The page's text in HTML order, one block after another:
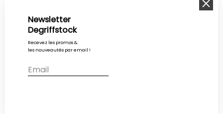
Description
marque KAPORAL à prix dégriffé.
Newsletter
Degriffstock
Recevez les promos &
les nouveautés par email !